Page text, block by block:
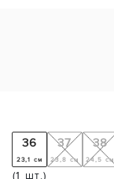
36
23,1 см
(1 шт.)
37
23,8 см
38
24,5 см